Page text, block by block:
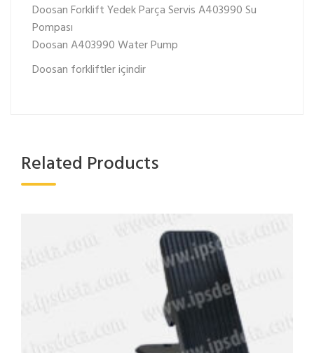
Doosan Forklift Yedek Parça Servis A403990 Su
Pompası
Doosan A403990 Water Pump
Doosan forkliftler içindir
Related Products